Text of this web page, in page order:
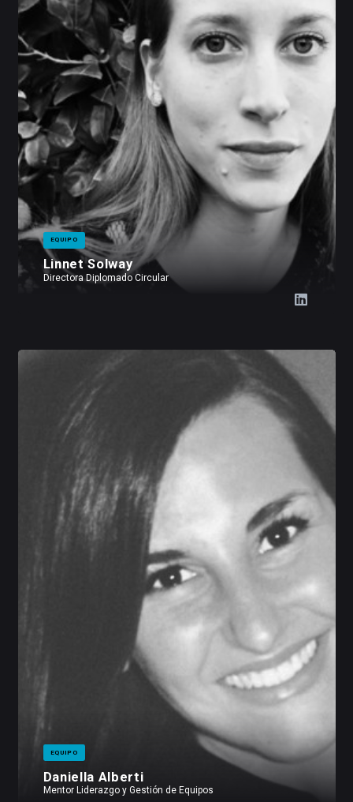
EQUIPO
Linnet Solway
Directora Diplomado Circular
EQUIPO
Daniella Alberti
Mentor Liderazgo y Gestión de Equipos